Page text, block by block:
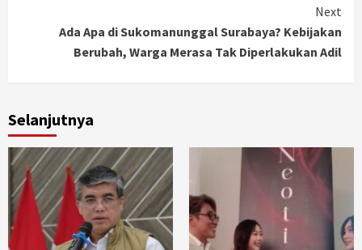
Next
Ada Apa di Sukomanunggal Surabaya? Kebijakan
Berubah, Warga Merasa Tak Diperlakukan Adil
Selanjutnya